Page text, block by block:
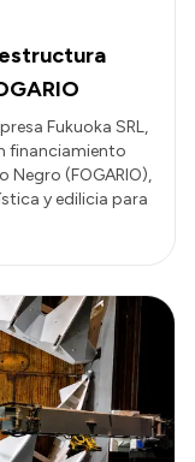
Fukuoka SRL,
financiamiento
Negro (FOGARIO),
y edilicia para